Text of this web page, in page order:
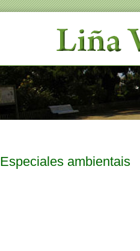
Especiales ambientais